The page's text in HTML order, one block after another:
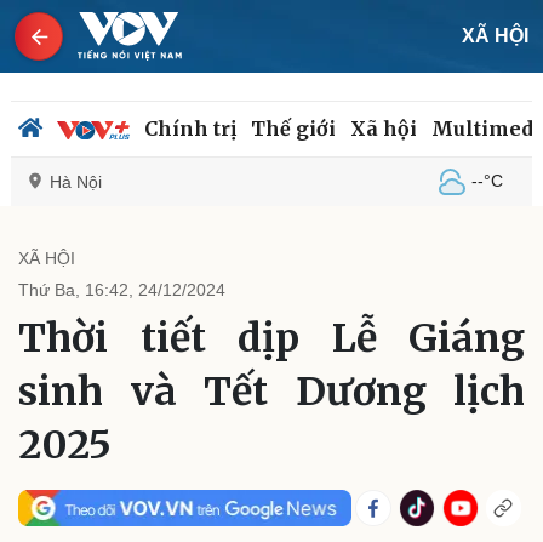
XÃ HỘI
Chính trị Thế giới Xã hội
Hà Nội --°C
Chính trị
Đảng
Tổ chức nhân sự
Quốc hội
Nhận diện sự thật
Tin 24h
Dự báo thời tiết
Giáo dục
Dấu ấn VOV
XÃ HỘI
Thứ Ba, 16:42, 24/12/2024
Thời tiết dịp Lễ Giáng
sinh và Tết Dương lịch
2025